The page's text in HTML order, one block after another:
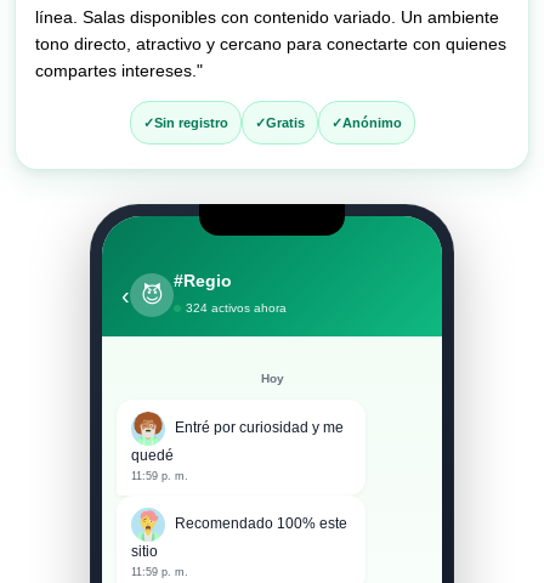
línea. Salas disponibles con contenido variado. Un ambiente
tono directo, atractivo y cercano para conectarte con quienes
compartes intereses."
Sin registro Gratis Anónimo
‹ 😈
#Regio
324 activos ahora
Hoy
Entré por curiosidad y me
quedé
11:59 p. m.
Recomendado 100% este
sitio
11:59 p. m.